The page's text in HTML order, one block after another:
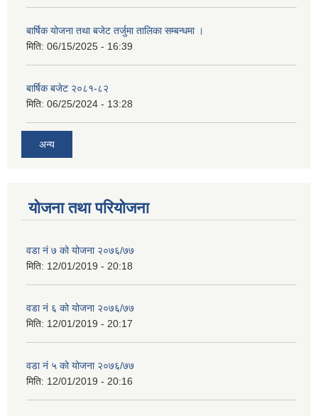
बार्षिक योजना तथा बजेट तर्जुमा तालिका सम्बन्धमा ।
मिति: 06/15/2025 - 16:39
बार्षिक बजेट २०८१-८२
मिति: 06/25/2024 - 13:28
अन्य
योजना तथा परियोजना
वडा नं ७ को योजना २०७६/७७
मिति: 12/01/2019 - 20:18
वडा नं ६ को योजना २०७६/७७
मिति: 12/01/2019 - 20:17
वडा नं ५ को योजना २०७६/७७
मिति: 12/01/2019 - 20:16